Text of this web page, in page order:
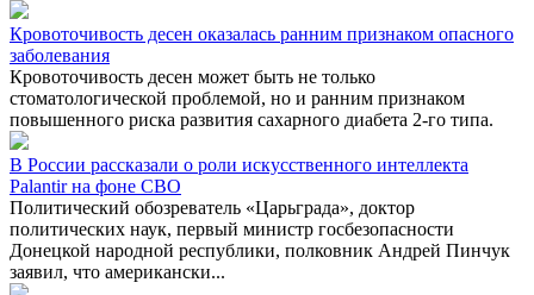
Кровоточивость десен оказалась ранним признаком опасного
заболевания
Кровоточивость десен может быть не только
стоматологической проблемой, но и ранним признаком
повышенного риска развития сахарного диабета 2-го типа.
В России рассказали о роли искусственного интеллекта
Palantir на фоне СВО
Политический обозреватель «Царьграда», доктор
политических наук, первый министр госбезопасности
Донецкой народной республики, полковник Андрей Пинчук
заявил, что американски...